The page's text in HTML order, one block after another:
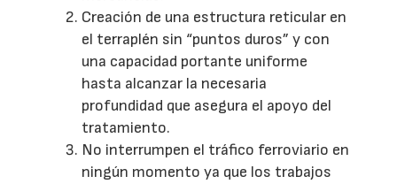
Creación de una estructura reticular en
el terraplén sin “puntos duros” y con
una capacidad portante uniforme
hasta alcanzar la necesaria
profundidad que asegura el apoyo del
tratamiento.
No interrumpen el tráfico ferroviario en
ningún momento ya que los trabajos